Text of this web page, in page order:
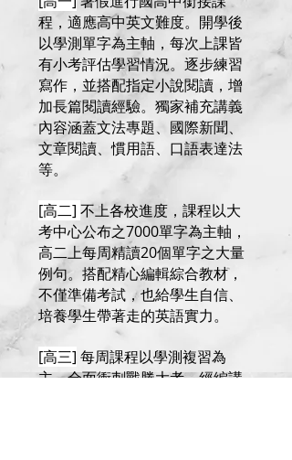
程，適應高中英文難度。開學後
以學測單字為主軸，每次上課皆
有小考評估學習情況。逐步練習
寫作，並搭配指定小說閱讀，增
加長篇閱讀經驗。獨家補充講義
內容涵蓋文法專題、國際新聞、
文章閱讀、慣用語、口語表達法
等。
[高二] 不上各校進度，課程以大
考中心公布之7000單字為主軸，
高二上每周精讀20個單字之大量
例句。搭配精心編輯綜合教材，
不僅準備考試，也給學生自信、
培養學生​帶著走的英語實力。
​[高三] 每周課程以學測複習為
主，全面衝刺戰勝大考。經編講